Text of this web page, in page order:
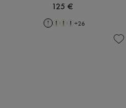
125 €
+26